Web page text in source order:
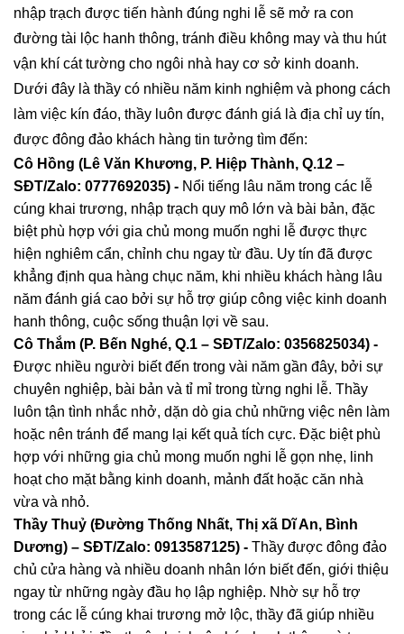
nhập trạch được tiến hành đúng nghi lễ sẽ mở ra con
đường tài lộc hanh thông, tránh điều không may và thu hút
vận khí cát tường cho ngôi nhà hay cơ sở kinh doanh.
Dưới đây là thầy có nhiều năm kinh nghiệm và phong cách
làm việc kín đáo, thầy luôn được đánh giá là địa chỉ uy tín,
được đông đảo khách hàng tin tưởng tìm đến:
Cô Hồng (Lê Văn Khương, P. Hiệp Thành, Q.12 –
SĐT/Zalo: 0777692035) - Nổi tiếng lâu năm trong các lễ
cúng khai trương, nhập trạch quy mô lớn và bài bản, đặc
biệt phù hợp với gia chủ mong muốn nghi lễ được thực
hiện nghiêm cẩn, chỉnh chu ngay từ đầu. Uy tín đã được
khẳng định qua hàng chục năm, khi nhiều khách hàng lâu
năm đánh giá cao bởi sự hỗ trợ giúp công việc kinh doanh
hanh thông, cuộc sống thuận lợi về sau.
Cô Thắm (P. Bến Nghé, Q.1 – SĐT/Zalo: 0356825034) -
Được nhiều người biết đến trong vài năm gần đây, bởi sự
chuyên nghiệp, bài bản và tỉ mỉ trong từng nghi lễ. Thầy
luôn tận tình nhắc nhở, dặn dò gia chủ những việc nên làm
hoặc nên tránh để mang lại kết quả tích cực. Đặc biệt phù
hợp với những gia chủ mong muốn nghi lễ gọn nhẹ, linh
hoạt cho mặt bằng kinh doanh, mảnh đất hoặc căn nhà
vừa và nhỏ.
Thầy Thuỷ (Đường Thống Nhất, Thị xã Dĩ An, Bình
Dương) – SĐT/Zalo: 0913587125) - Thầy được đông đảo
chủ cửa hàng và nhiều doanh nhân lớn biết đến, giới thiệu
ngay từ những ngày đầu họ lập nghiệp. Nhờ sự hỗ trợ
trong các lễ cúng khai trương mở lộc, thầy đã giúp nhiều